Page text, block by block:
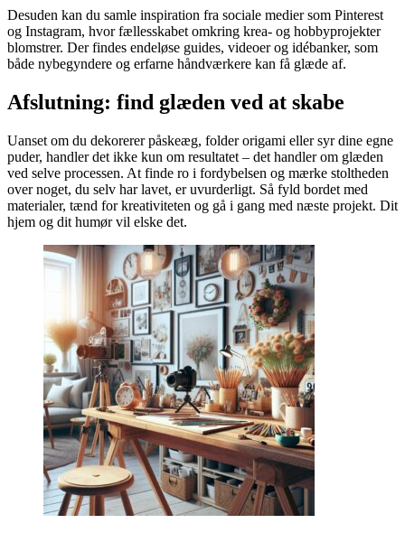
Desuden kan du samle inspiration fra sociale medier som Pinterest
og Instagram, hvor fællesskabet omkring krea- og hobbyprojekter
blomstrer. Der findes endeløse guides, videoer og idébanker, som
både nybegyndere og erfarne håndværkere kan få glæde af.
Afslutning: find glæden ved at skabe
Uanset om du dekorerer påskeæg, folder origami eller syr dine egne
puder, handler det ikke kun om resultatet – det handler om glæden
ved selve processen. At finde ro i fordybelsen og mærke stoltheden
over noget, du selv har lavet, er uvurderligt. Så fyld bordet med
materialer, tænd for kreativiteten og gå i gang med næste projekt. Dit
hjem og dit humør vil elske det.